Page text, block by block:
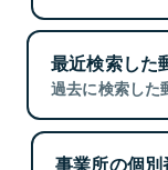
最近検索した
過去に検索した
事業所の個